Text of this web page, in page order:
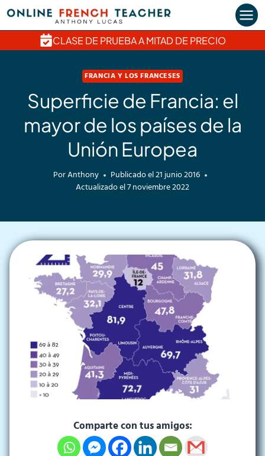
Saltar
contenido
CLASE DE PRUEBA A MITAD DE PRECIO
FRANCIA Y LOS FRANCESES
Superficie de Francia: el
mayor de los países de la
Unión Europea
PorAnthony Publicado el21 junio 2016
Actualizado el7 noviembre 2022
Comparte con tus amigos: